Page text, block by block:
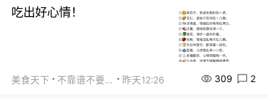
吃出好心情！
美食天下 不靠谱不要联系 昨天12:26 309 2